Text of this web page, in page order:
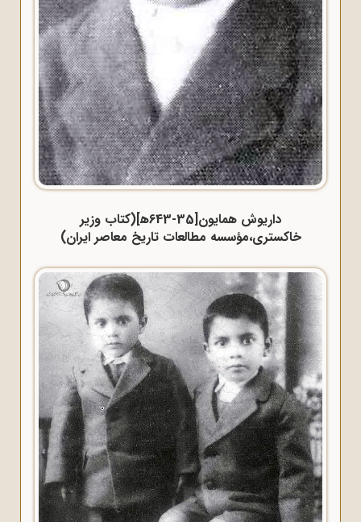
داریوش همایون[35-643ه‍](کتاب وزیر
خاکستری،مؤسسه مطالعات تاریخ معاصر ایران)